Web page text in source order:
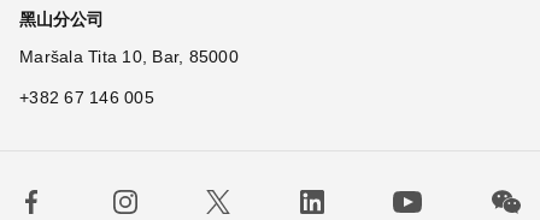
黑山分公司
Maršala Tita 10, Bar, 85000
+382 67 146 005